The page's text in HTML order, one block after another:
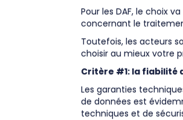
Pour les DAF, le choix
concernant le
Toutefois, les acteurs
choisir au mieux votre
Critère #1: la fiabilité
Les garanties
de données est
techniques et de